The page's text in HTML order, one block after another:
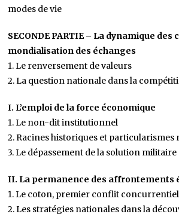
modes de vie
SECONDE PARTIE – La dynamique
mondialisation des échanges
1. Le renversement de valeurs
2. La question nationale dans la
I. L’emploi de la force économique
1. Le non-dit institutionnel
2. Racines historiques et particularismes
3. Le dépassement de la solution militaire
II. La permanence des affrontements
1. Le coton, premier conflit
2. Les stratégies nationales dans la